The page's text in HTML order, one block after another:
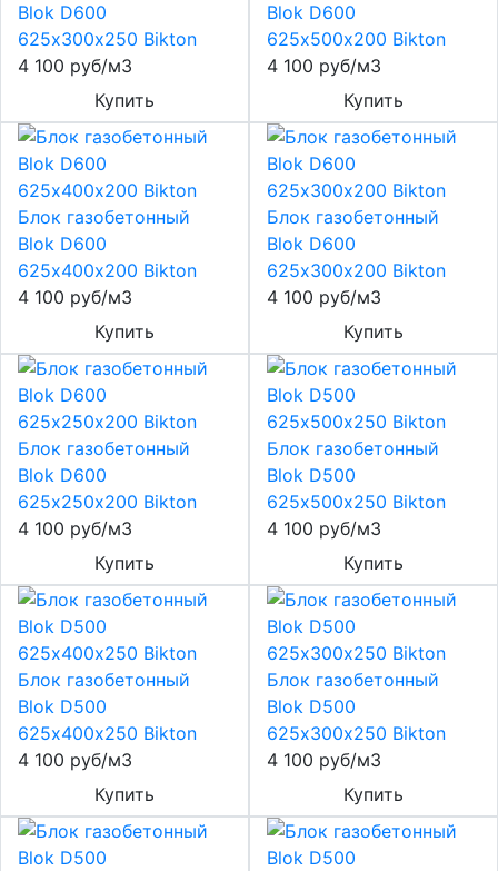
Blok D600
625х300х250 Bikton
4 100 руб/м3
Купить
Blok D600
625х500х200 Bikton
4 100 руб/м3
Купить
Блок газобетонный
Blok D600
625х400х200 Bikton
4 100 руб/м3
Купить
Блок газобетонный
Blok D600
625х300х200 Bikton
4 100 руб/м3
Купить
Блок газобетонный
Blok D600
625х250х200 Bikton
4 100 руб/м3
Купить
Блок газобетонный
Blok D500
625х500х250 Bikton
4 100 руб/м3
Купить
Блок газобетонный
Blok D500
625х400х250 Bikton
4 100 руб/м3
Купить
Блок газобетонный
Blok D500
625х300х250 Bikton
4 100 руб/м3
Купить